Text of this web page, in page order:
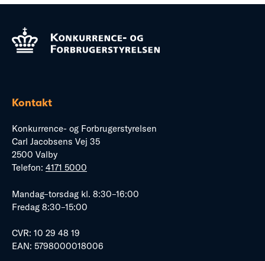
Kontakt
Konkurrence- og Forbrugerstyrelsen
Carl Jacobsens Vej 35
2500 Valby
Telefon: 4171 5000
Mandag–torsdag kl. 8:30–16:00
Fredag 8:30–15:00
CVR: 10 29 48 19
EAN: 5798000018006